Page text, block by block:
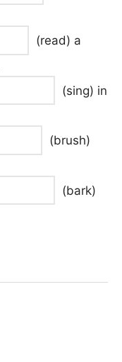
(read) a
(sing) in
(brush)
(bark)